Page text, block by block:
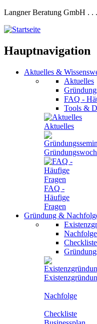
Langner Beratung GmbH . . .
Hauptnavigation
Aktuelles &
Aktuelles
FAQ -
Tools &
Aktuelles
FAQ -
Häufige
Fragen
Gründung &
Nachfolge
Nachfolge
Checkliste